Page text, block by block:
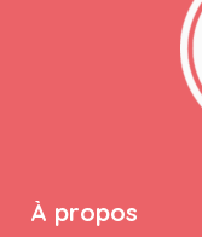
À propos